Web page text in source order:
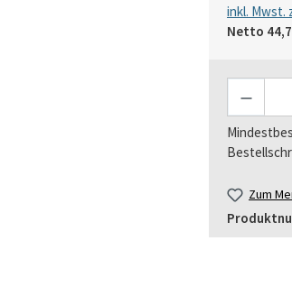
inkl. Mwst.
Netto
Zum